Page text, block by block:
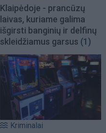
Klaipėdoje - prancūzų
laivas, kuriame galima
išgirsti banginių ir delfinų
skleidžiamus garsus (1)
Kriminalai